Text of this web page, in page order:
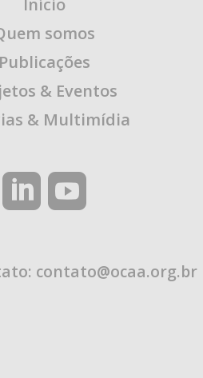
Início
somos
Publicações
& Eventos
& Multimídia
contato@ocaa.org.br